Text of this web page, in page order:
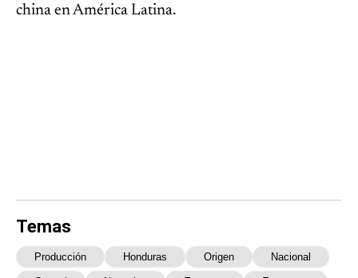
china en América Latina.
Temas
Producción Honduras Origen Nacional